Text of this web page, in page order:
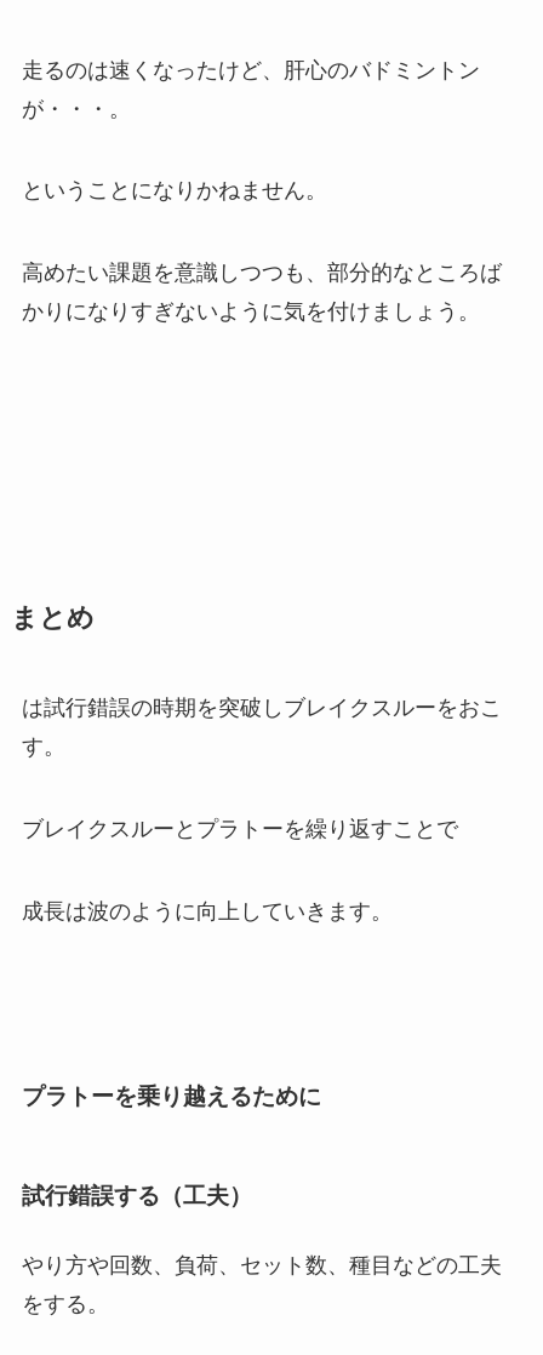
走るのは速くなったけど、肝心のバドミントン
が・・・。
ということになりかねません。
高めたい課題を意識しつつも、部分的なところば
かりになりすぎないように気を付けましょう。
まとめ
は試行錯誤の時期を突破しブレイクスルーをおこ
す。
ブレイクスルーとプラトーを繰り返すことで
成長は波のように向上していきます。
プラトーを乗り越えるために
試行錯誤する（工夫）
やり方や回数、負荷、セット数、種目などの工夫
をする。